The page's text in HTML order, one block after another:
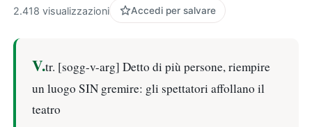
2.418 visualizzazioni Accedi per salvare
V.tr. [sogg-v-arg] Detto di più persone, riempire
un luogo SIN gremire: gli spettatori affollano il
teatro